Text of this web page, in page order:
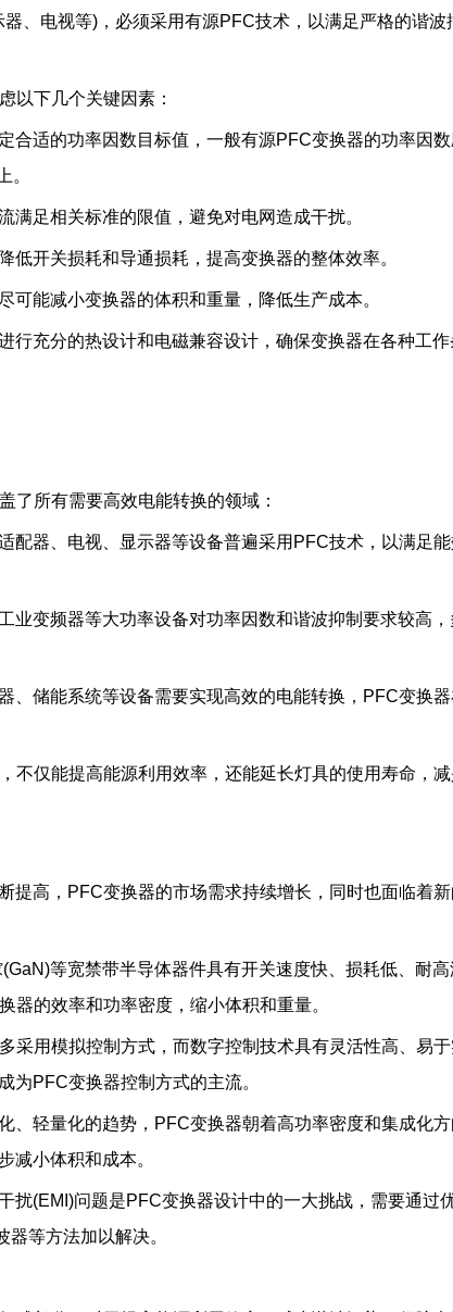
、电视等)，必须采用有源PFC技术，以满足严格的谐波
以下几个关键因素：
合适的功率因数目标值，一般有源PFC变换器的功率因数
。
足相关标准的限值，避免对电网造成干扰。
低开关损耗和导通损耗，提高变换器的整体效率。
可能减小变换器的体积和重量，降低生产成本。
行充分的热设计和电磁兼容设计，确保变换器在各种工
了所有需要高效电能转换的领域：
配器、电视、显示器等设备普遍采用PFC技术，以满足
业变频器等大功率设备对功率因数和谐波抑制要求较高
、储能系统等设备需要实现高效的电能转换，PFC变换器
不仅能提高能源利用效率，还能延长灯具的使用寿命，
提高，PFC变换器的市场需求持续增长，同时也面临着
等宽禁带半导体器件具有开关速度快、损耗低、耐
器的效率和功率密度，缩小体积和重量。
采用模拟控制方式，而数字控制技术具有灵活性高、易于
为PFC变换器控制方式的主流。
、轻量化的趋势，PFC变换器朝着高功率密度和集成化
减小体积和成本。
扰(EMI)问题是PFC变换器设计中的一大挑战，需要通过
等方法加以解决。